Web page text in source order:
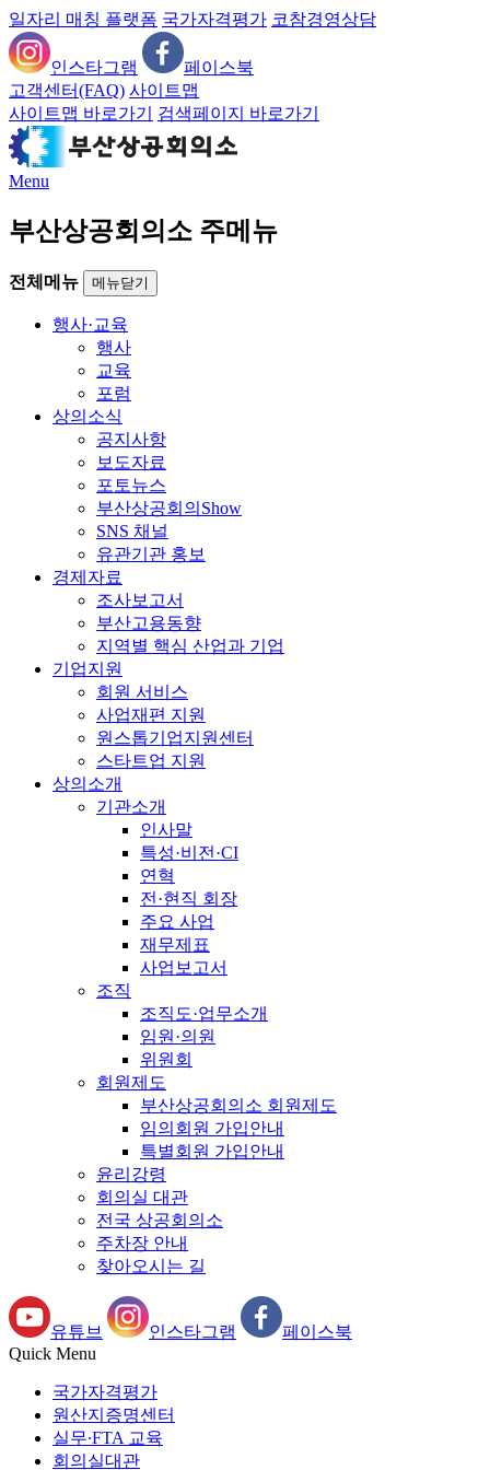
일자리 매칭 플랫폼 국가자격평가 코참경영상담
인스타그램
페이스북
고객센터(FAQ) 사이트맵
사이트맵 바로가기
검색페이지 바로가기
Menu
부산상공회의소 주메뉴
전체메뉴 메뉴닫기
행사·교육
행사
교육
포럼
상의소식
공지사항
보도자료
포토뉴스
부산상공회의Show
SNS 채널
유관기관 홍보
경제자료
조사보고서
부산고용동향
지역별 핵심 산업과 기업
기업지원
회원 서비스
사업재편 지원
원스톱기업지원센터
스타트업 지원
상의소개
기관소개
인사말
특성·비전·CI
연혁
전·현직 회장
주요 사업
재무제표
사업보고서
조직
조직도·업무소개
임원·의원
위원회
회원제도
부산상공회의소 회원제도
임의회원 가입안내
특별회원 가입안내
윤리강령
회의실 대관
전국 상공회의소
주차장 안내
찾아오시는 길
유튜브 인스타그램
페이스북
Quick Menu
국가자격평가
원산지증명센터
실무∙FTA 교육
회의실대관